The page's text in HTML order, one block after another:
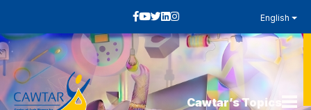
English
Cawtar’s Topics